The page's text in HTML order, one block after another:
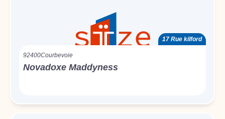
17 Rue kilford
92400Courbevoie
Novadoxe Maddyness